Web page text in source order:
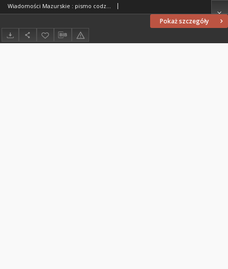
Pokaż szczegóły
Wiadomości Mazurskie : pismo codzienne. 1946 (R. 2), nr 60